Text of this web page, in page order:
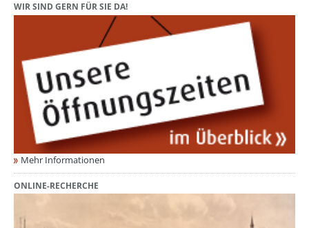
WIR SIND GERN FÜR SIE DA!
Mehr Informationen
ONLINE-RECHERCHE